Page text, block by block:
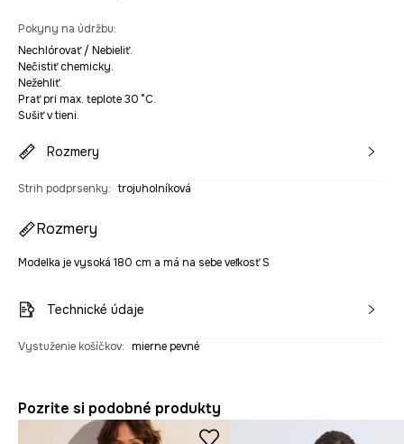
Pokyny na údržbu:
Nechlórovať / Nebieliť.
Nečistiť chemicky.
Nežehliť.
Prať pri max. teplote 30 °C.
Sušiť v tieni.
Rozmery
Strih podprsenky: trojuholníková
Rozmery
Modelka je vysoká 180 cm a má na sebe veľkosť S
Technické údaje
Vystuženie košíčkov: mierne pevné
Pozrite si podobné produkty